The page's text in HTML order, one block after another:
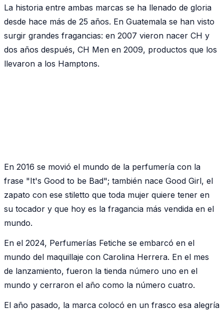
La historia entre ambas marcas se ha llenado de gloria
desde hace más de 25 años. En Guatemala se han visto
surgir grandes fragancias: en 2007 vieron nacer CH y
dos años después, CH Men en 2009, productos que los
llevaron a los Hamptons.
En 2016 se movió el mundo de la perfumería con la
frase "It's Good to be Bad"; también nace Good Girl, el
zapato con ese stiletto que toda mujer quiere tener en
su tocador y que hoy es la fragancia más vendida en el
mundo.
En el 2024, Perfumerías Fetiche se embarcó en el
mundo del maquillaje con Carolina Herrera. En el mes
de lanzamiento, fueron la tienda número uno en el
mundo y cerraron el año como la número cuatro.
El año pasado, la marca colocó en un frasco esa alegría